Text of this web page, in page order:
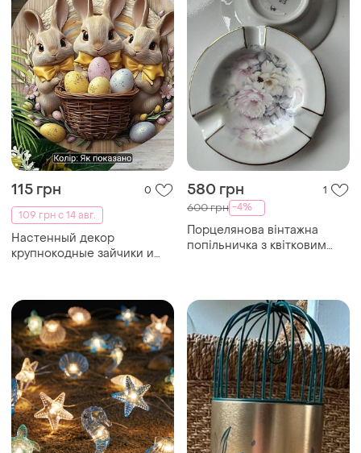
115 грн
0
109 грн с 14 авг.
Настенный декор
крупнокодные зайчики и
580 грн 1
600 грн -4%
Порцелянова вінтажна
попільничка з квітковим